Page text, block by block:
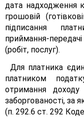
дата надходження
грошовій
підписання
приймання-
(робіт, послуг).
Для платника
платником
отримання
заборгованості, за
(п. 292.6 ст. 292